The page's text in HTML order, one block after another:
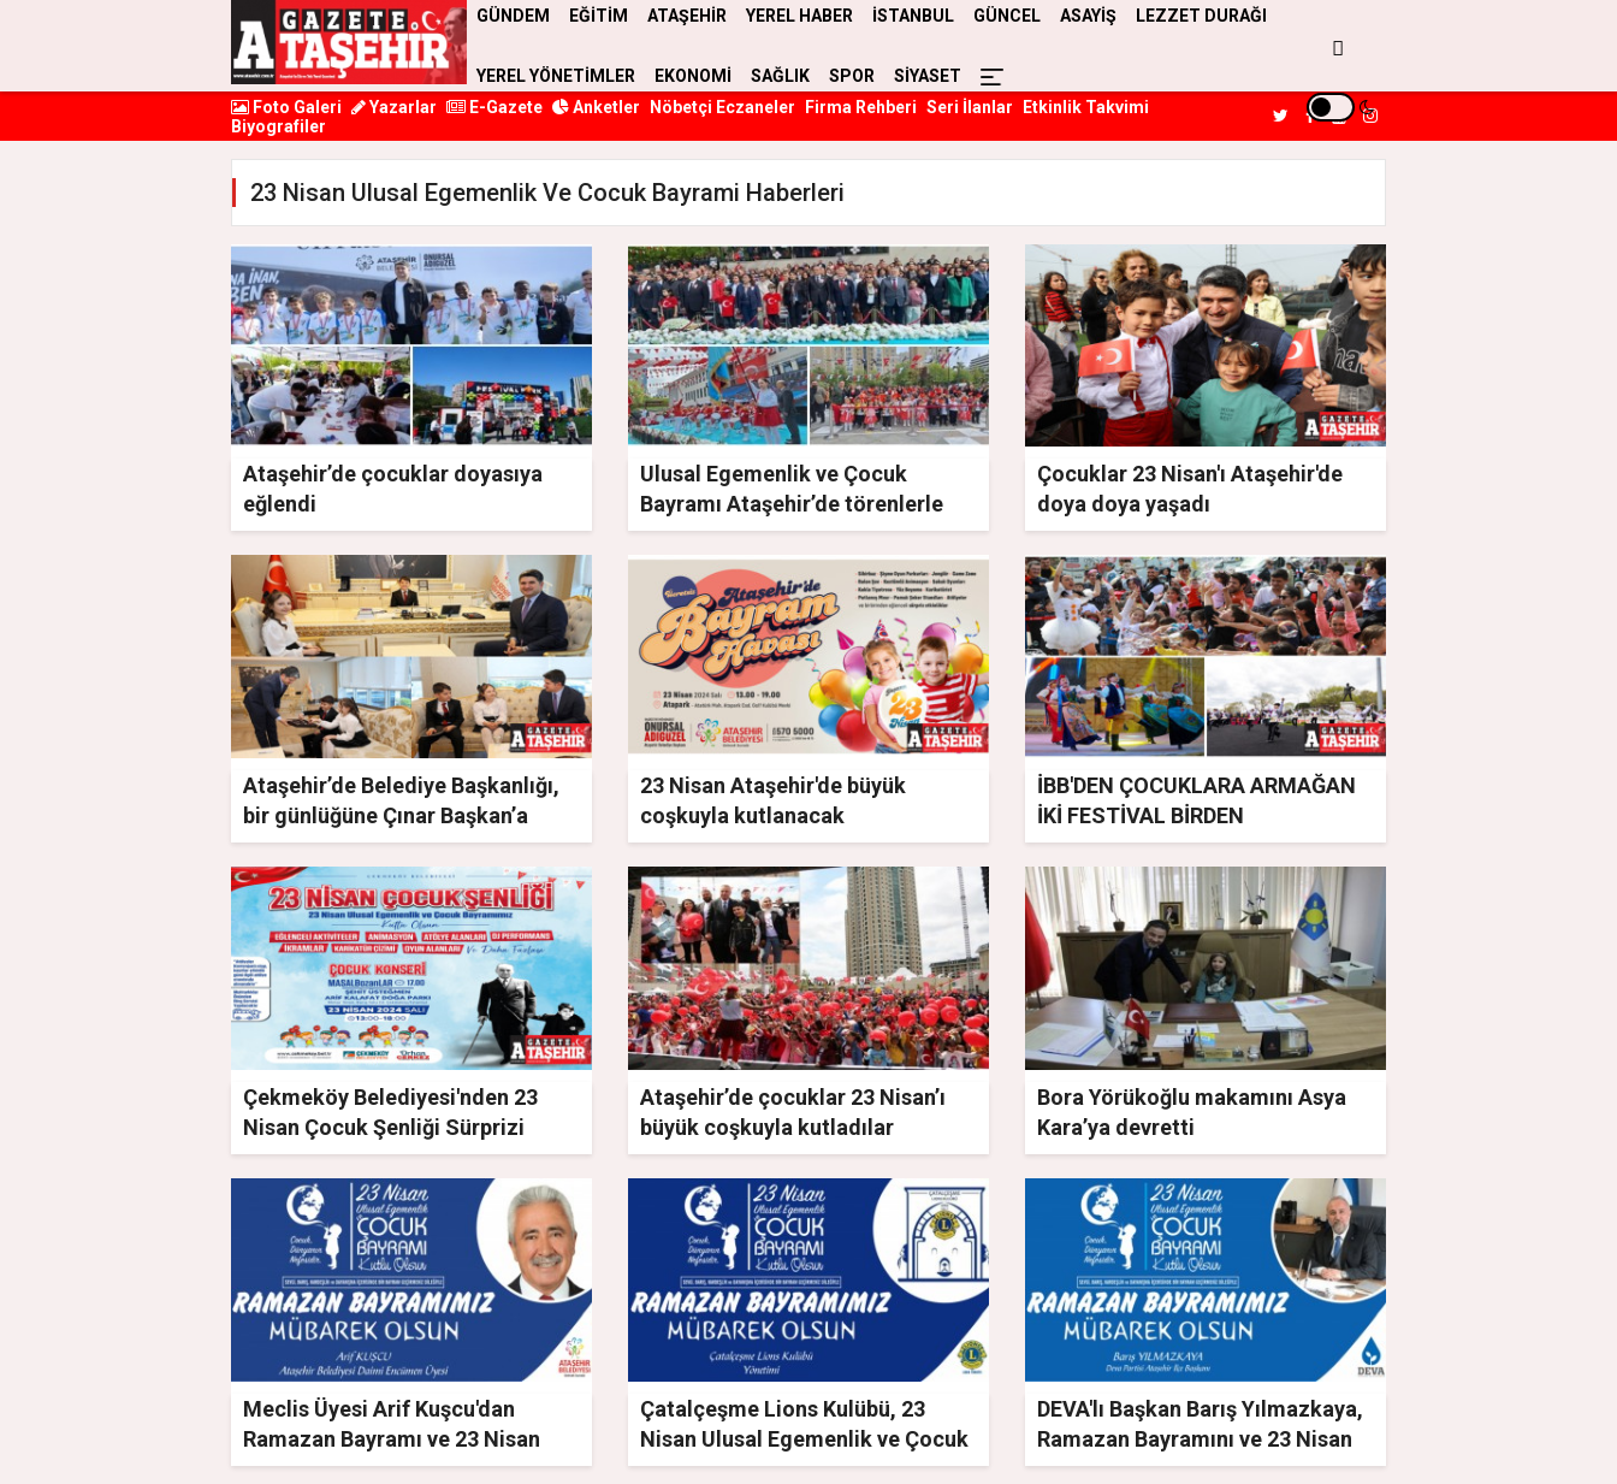
GÜNDEM EĞİTİM ATAŞEHİR YEREL HABER İSTANBUL GÜNCEL ASAYİŞ LEZZET DURAĞI
YEREL YÖNETİMLER EKONOMİ SAĞLIK SPOR
SİYASET
Foto Galeri
Yazarlar E-Gazete Anketler Nöbetçi Eczaneler Firma Rehberi Seri İlanlar
Etkinlik Takvimi
Biyografiler
23 Nisan Ulusal Egemenlik Ve Cocuk Bayrami Haberleri
Ataşehir’de çocuklar doyasıya
eğlendi
Ulusal Egemenlik ve Çocuk
Bayramı Ataşehir’de törenlerle
kutlandı
Çocuklar 23 Nisan'ı Ataşehir'de
doya doya yaşadı
Ataşehir’de Belediye Başkanlığı,
bir günlüğüne Çınar Başkan’a
emanet
23 Nisan Ataşehir'de büyük
coşkuyla kutlanacak
İBB'DEN ÇOCUKLARA ARMAĞAN
İKİ FESTİVAL BİRDEN
Çekmeköy Belediyesi'nden 23
Nisan Çocuk Şenliği Sürprizi
Ataşehir’de çocuklar 23 Nisan’ı
büyük coşkuyla kutladılar
Bora Yörükoğlu makamını Asya
Kara’ya devretti
Meclis Üyesi Arif Kuşcu'dan
Ramazan Bayramı ve 23 Nisan
Ulusal Egemenlik ve Çocuk
Çatalçeşme Lions Kulübü, 23
Nisan Ulusal Egemenlik ve Çocuk
Bayramını kutladı
DEVA'lı Başkan Barış Yılmazkaya,
Ramazan Bayramını ve 23 Nisan
Ulusal Egemenlik ve Çocuk